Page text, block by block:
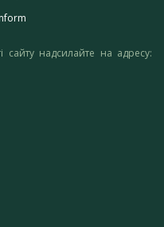
сайту надсилайте на адресу: